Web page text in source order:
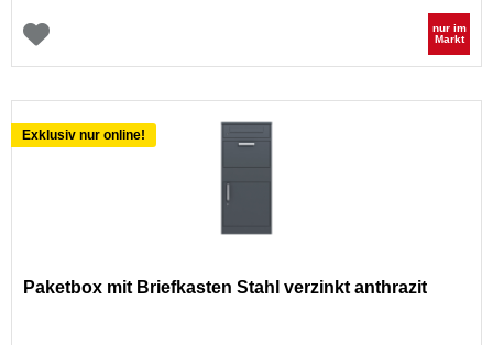
nur im
Markt
Exklusiv nur online!
Paketbox mit Briefkasten Stahl verzinkt anthrazit